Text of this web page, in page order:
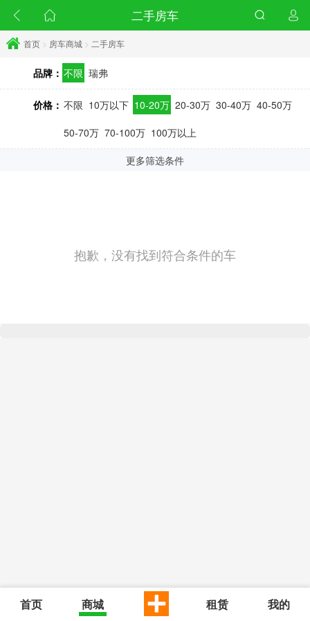
二手房车
首页 > 房车商城 > 二手房车
品牌： 不限 瑞弗
价格： 不限 10万以下 10-20万 20-30万 30-40万 40-50万
50-70万 70-100万 100万以上
更多筛选条件
抱歉，没有找到符合条件的车
首页 商城 租赁 我的